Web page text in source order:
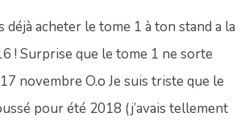
déjà acheter le tome 1 à ton stand a la
! Surprise que le tome 1 ne sorte
novembre O.o Je suis triste que le
pour été 2018 (j’avais tellement